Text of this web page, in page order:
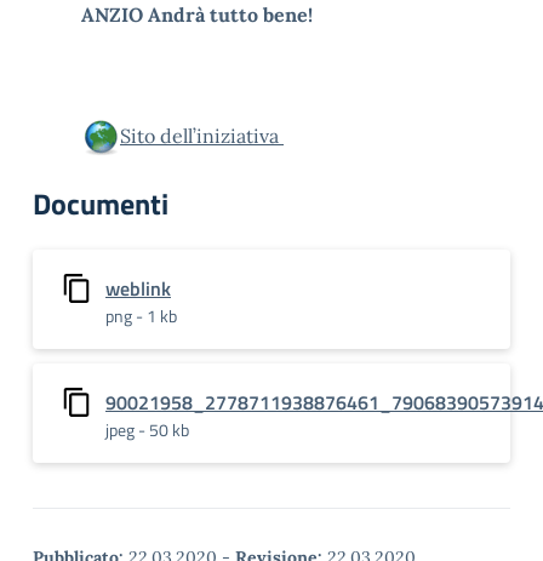
ANZIO Andrà tutto bene!
Sito dell’iniziativa
Documenti
weblink
png - 1 kb
jpeg - 50 kb